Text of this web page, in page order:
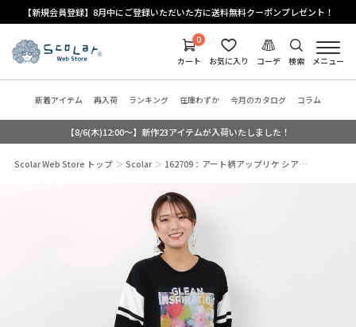
【新規会員登録】8月中にご登録いただいた方に送料無料クーポンプレゼント！
検索
コーデ
お気に入り
0
カート
メニュー
新着アイテム 再入荷 ランキング 在庫わずか 今月のカタログ コラム
【8/6(木)12:00～】新作23アイテムが入荷いたしました！
Scolar Web Store トップ Scolar 162709：アート柄アップリケ シア…